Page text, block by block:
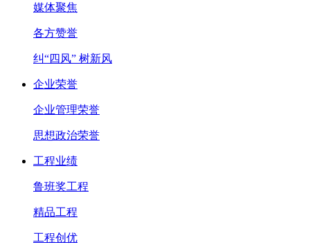
媒体聚焦
各方赞誉
纠“四风” 树新风
企业荣誉
企业管理荣誉
思想政治荣誉
工程业绩
鲁班奖工程
精品工程
工程创优